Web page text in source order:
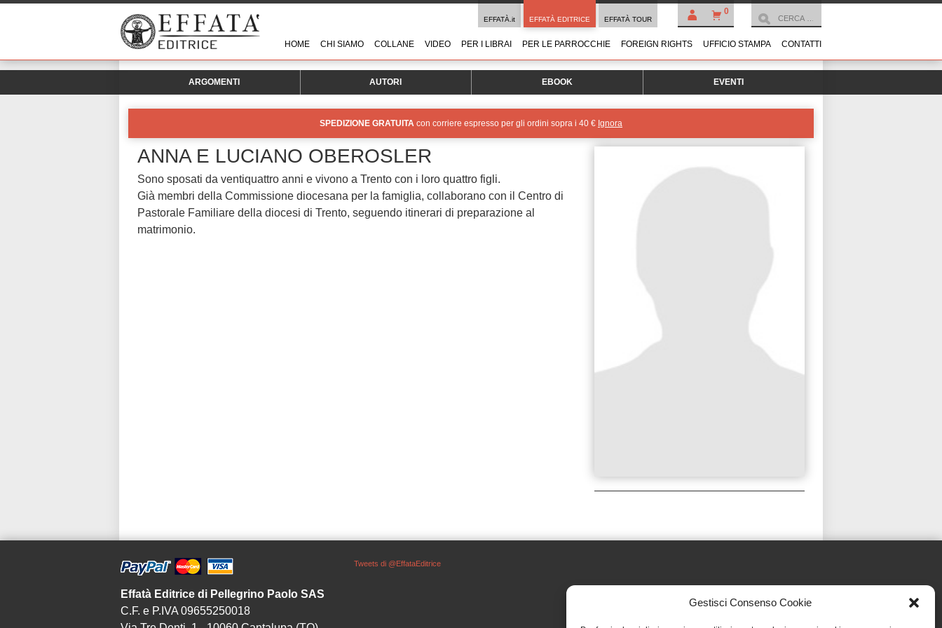
Gestisci Consenso Cookie
0
EFFATÀ.it EFFATÀ EDITRICE EFFATÀ TOUR
HOME CHI SIAMO COLLANE VIDEO PER I LIBRAI PER LE PARROCCHIE FOREIGN RIGHTS UFFICIO STAMPA CONTATTI
ARGOMENTI AUTORI EBOOK EVENTI
SPEDIZIONE GRATUITA con corriere espresso per gli ordini sopra i 40 € Ignora
ANNA E LUCIANO OBEROSLER
Sono sposati da ventiquattro anni e vivono a Trento con i loro quattro figli.
Già membri della Commissione diocesana per la famiglia, collaborano con il Centro di
Pastorale Familiare della diocesi di Trento, seguendo itinerari di preparazione al
matrimonio.
Effatà Editrice di Pellegrino Paolo SAS
C.F. e P.IVA 09655250018
Tweets di @EffataEditrice